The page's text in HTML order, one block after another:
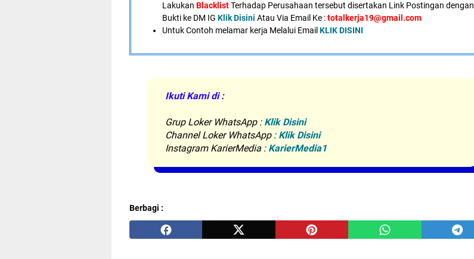
Lakukan BlacklistTerhadap Perusahaan tersebut disertakan Link Postingan dengan
Bukti ke DM IG Klik Disini Atau Via Email Ke :totalkerja19@gmail.com
Untuk Contoh melamar kerja Melalui Email KLIK DISINI
Ikuti Kami di :
Grup Loker WhatsApp : Klik Disini
Channel Loker WhatsApp : Klik Disini
Instagram KarierMedia : KarierMedia1
Berbagi :